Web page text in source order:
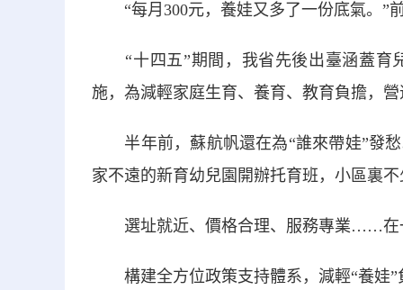
“每月300元，養娃又多了一份底氣。”
“十四五”期間，我省先後出臺涵蓋育
施，為減輕家庭生育、養育、教育負擔，
半年前，蘇航帆還在為“誰來帶娃”發愁
家不遠的新育幼兒園開辦托育班，小區裏
選址就近、價格合理、服務專業……在
構建全方位政策支持體系，減輕“養娃”